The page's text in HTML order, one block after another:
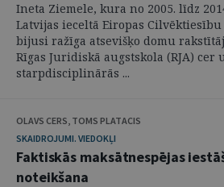
Ineta Ziemele, kura no 2005. līdz
Latvijas ieceltā Eiropas Cilvēktiesību
bijusi ražīga atsevišķo domu
Rīgas Juridiskā augstskola (RJA) cer
starpdisciplinārās ...
OLAVS CERS, TOMS PLATACIS
SKAIDROJUMI. VIEDOKĻI
Faktiskās maksātnespējas
noteikšana